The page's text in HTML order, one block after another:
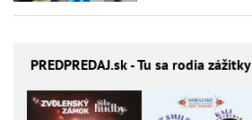
PREDPREDAJ.sk - Tu sa rodia zážitky